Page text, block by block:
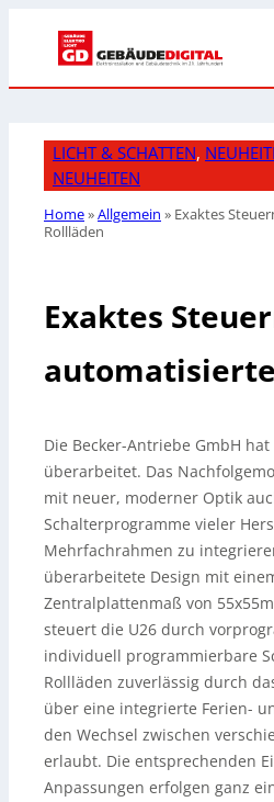
LICHT & SCHATTEN,
NEUHEITEN
Home»Allgemein » Exaktes
Rollläden
Exaktes
Die Becker-Antriebe GmbH
überarbeitet. Das
mit neuer, moderner Optik
Schalterprogramme vieler
Mehrfachrahmen zu
überarbeitete Design mit
Zentralplattenmaß von
steuert die U26 durch
individuell programmierbare
Rollläden zuverlässig durch
über eine integrierte Ferien-
den Wechsel zwischen
erlaubt. Die entsprechenden
Anpassungen erfolgen ganz